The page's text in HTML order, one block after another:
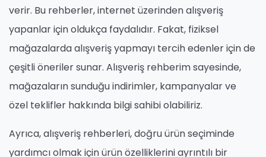
verir. Bu rehberler, internet üzerinden alışveriş
yapanlar için oldukça faydalıdır. Fakat, fiziksel
mağazalarda alışveriş yapmayı tercih edenler için de
çeşitli öneriler sunar. Alışveriş rehberim sayesinde,
mağazaların sunduğu indirimler, kampanyalar ve
özel teklifler hakkında bilgi sahibi olabiliriz.
Ayrıca, alışveriş rehberleri, doğru ürün seçiminde
yardımcı olmak için ürün özelliklerini ayrıntılı bir